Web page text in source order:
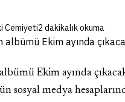
Cemiyeti2 dakikalık okuma
albümü Ekim ayında
sosyal medya